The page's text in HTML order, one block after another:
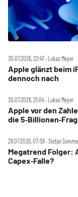
30.07.2026, 22:47 ‧ Lukas Meyer
Apple glänzt beim
dennoch nach
30.07.2026, 21:04 ‧ Lukas Meyer
Apple vor den
die
28.07.2026, 07:59 ‧ Stefan
Megatrend Folger:
Capex‑Falle?